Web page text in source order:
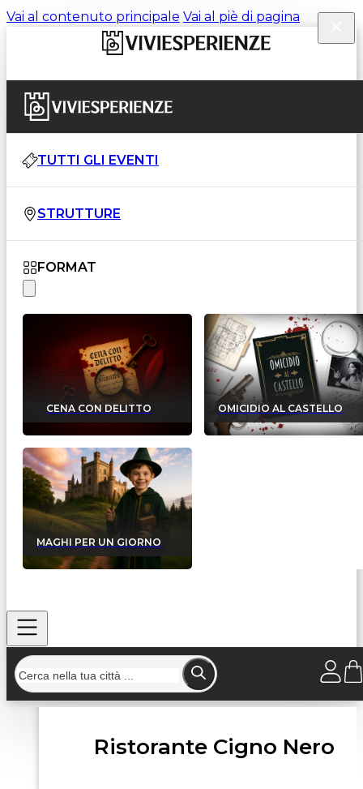
Vai al contenuto principale Vai al piè di pagina
TUTTI GLI EVENTI
STRUTTURE
FORMAT
CENA CON DELITTO OMICIDIO AL CASTELLO
MAGHI PER UN GIORNO
Home/Strutture/Ristorante Cigno Nero
Ristorante Cigno Nero